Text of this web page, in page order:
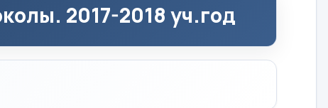
2017-2018 уч.год